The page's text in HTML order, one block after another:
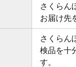
さくらん
お届け先
さくらん
検品を十
す。